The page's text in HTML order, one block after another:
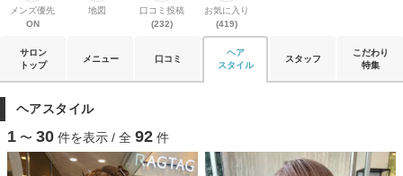
メンズ優先
ON
地図
口コミ投稿
(232)
お気に入り
(419)
サロン
トップ
メニュー 口コミ
ヘア
スタイル
スタッフ
こだわり
特集
ヘアスタイル
1 〜 30 件を表示 / 全 92 件